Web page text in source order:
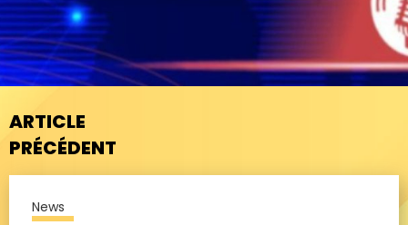
ARTICLE
PRÉCÉDENT
News